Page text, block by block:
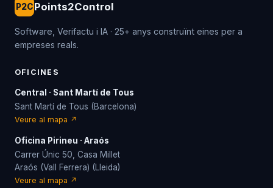
P2CPoints2Control
Software, Verifactu i IA · 25+ anys construïnt eines per a
empreses reals.
OFICINES
Central · Sant Martí de Tous
Sant Martí de Tous (Barcelona)
Veure al mapa ↗
Oficina Pirineu · Araós
Carrer Únic 50, Casa Millet
Araós (Vall Ferrera) (Lleida)
Veure al mapa ↗